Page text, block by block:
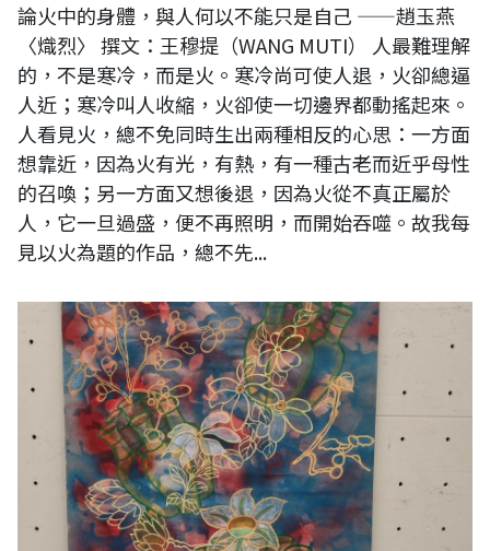
論火中的身體，與人何以不能只是自己 ——趙玉燕
〈熾烈〉 撰文：王穆提（WANG MUTI） 人最難理解
的，不是寒冷，而是火。寒冷尚可使人退，火卻總逼
人近；寒冷叫人收縮，火卻使一切邊界都動搖起來。
人看見火，總不免同時生出兩種相反的心思：一方面
想靠近，因為火有光，有熱，有一種古老而近乎母性
的召喚；另一方面又想後退，因為火從不真正屬於
人，它一旦過盛，便不再照明，而開始吞噬。故我每
見以火為題的作品，總不先...